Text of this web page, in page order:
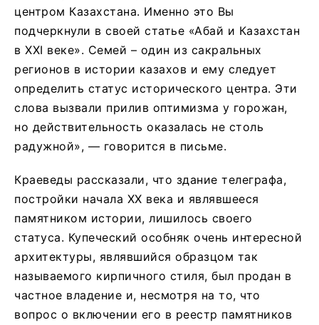
центром Казахстана. Именно это Вы
подчеркнули в своей статье «Абай и Казахстан
в ХХI веке». Семей – один из сакральных
регионов в истории казахов и ему следует
определить статус исторического центра. Эти
слова вызвали прилив оптимизма у горожан,
но действительность оказалась не столь
радужной», — говорится в письме.
Краеведы рассказали, что здание телеграфа,
постройки начала XX века и являвшееся
памятником истории, лишилось своего
статуса. Купеческий особняк очень интересной
архитектуры, являвшийся образцом так
называемого кирпичного стиля, был продан в
частное владение и, несмотря на то, что
вопрос о включении его в реестр памятников